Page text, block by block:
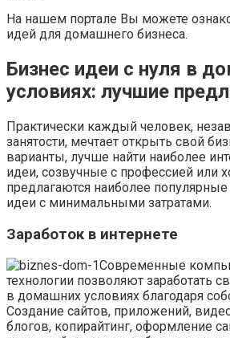
На нашем портале Вы можете
идей для домашнего бизнеса.
Бизнес идеи с нуля в
условиях: лучшие
Практически каждый человек,
занятости, мечтает открыть свой
варианты, лучше найти наиболее
идеи, созвучные с профессией или
предлагаются наиболее
идеи с минимальными затратами.
Заработок в интернете
Современные
технологии позволяют заработать
в домашних условиях благодаря
Создание сайтов, приложений,
блогов, копирайтинг, оформление